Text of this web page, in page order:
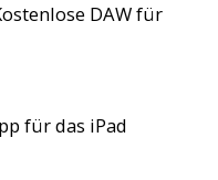
DAW für
für das iPad